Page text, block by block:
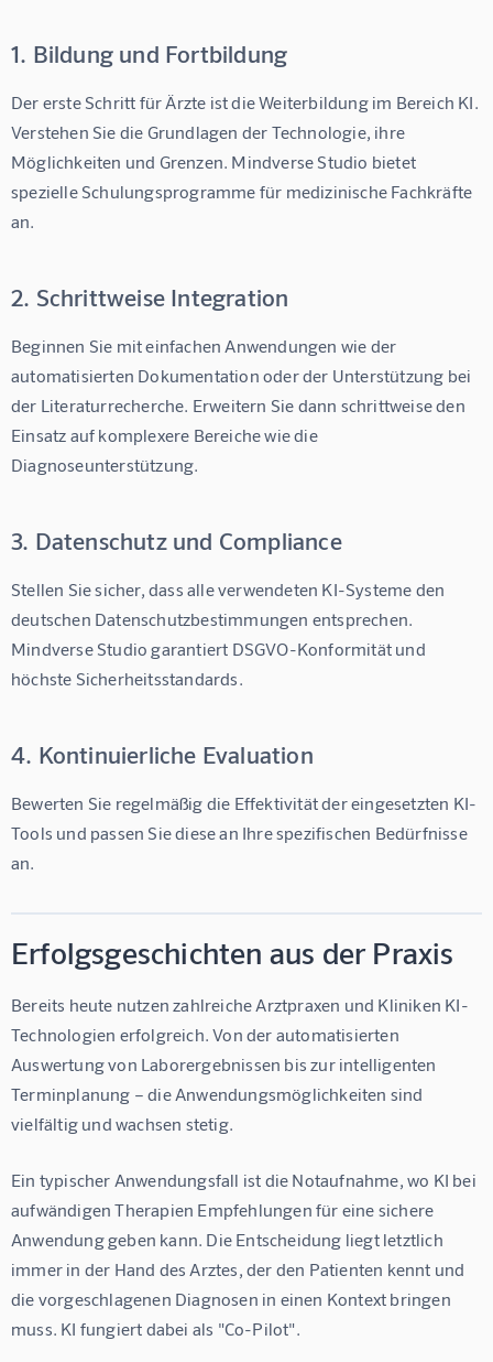
1. Bildung und Fortbildung
Der erste Schritt für Ärzte ist die Weiterbildung im Bereich KI.
Verstehen Sie die Grundlagen der Technologie, ihre
Möglichkeiten und Grenzen. Mindverse Studio bietet
spezielle Schulungsprogramme für medizinische Fachkräfte
an.
2. Schrittweise Integration
Beginnen Sie mit einfachen Anwendungen wie der
automatisierten Dokumentation oder der Unterstützung bei
der Literaturrecherche. Erweitern Sie dann schrittweise den
Einsatz auf komplexere Bereiche wie die
Diagnoseunterstützung.
3. Datenschutz und Compliance
Stellen Sie sicher, dass alle verwendeten KI-Systeme den
deutschen Datenschutzbestimmungen entsprechen.
Mindverse Studio garantiert DSGVO-Konformität und
höchste Sicherheitsstandards.
4. Kontinuierliche Evaluation
Bewerten Sie regelmäßig die Effektivität der eingesetzten KI-
Tools und passen Sie diese an Ihre spezifischen Bedürfnisse
an.
Erfolgsgeschichten aus der Praxis
Bereits heute nutzen zahlreiche Arztpraxen und Kliniken KI-
Technologien erfolgreich. Von der automatisierten
Auswertung von Laborergebnissen bis zur intelligenten
Terminplanung – die Anwendungsmöglichkeiten sind
vielfältig und wachsen stetig.
Ein typischer Anwendungsfall ist die Notaufnahme, wo KI bei
aufwändigen Therapien Empfehlungen für eine sichere
Anwendung geben kann. Die Entscheidung liegt letztlich
immer in der Hand des Arztes, der den Patienten kennt und
die vorgeschlagenen Diagnosen in einen Kontext bringen
muss. KI fungiert dabei als "Co-Pilot".